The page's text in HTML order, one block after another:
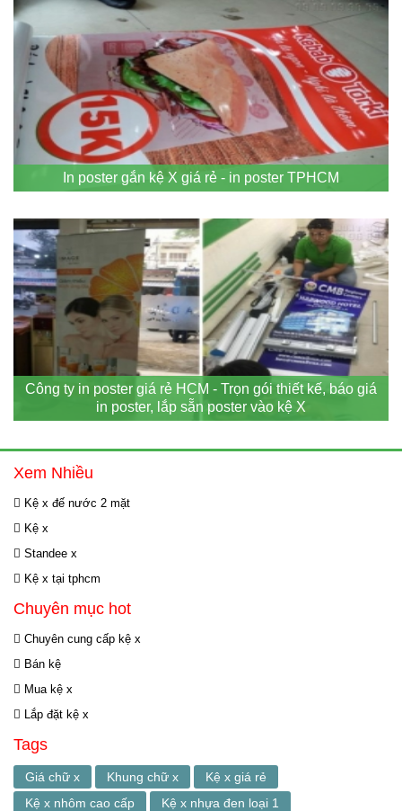
In poster gắn kệ X giá rẻ - in poster TPHCM
Công ty in poster giá rẻ HCM - Trọn gói thiết kế, báo giá
in poster, lắp sẵn poster vào kệ X
Xem Nhiều
Kệ x đế nước 2 mặt
Kệ x
Standee x
Kệ x tại tphcm
Chuyên mục hot
Chuyên cung cấp kệ x
Bán kệ
Mua kệ x
Lắp đặt kệ x
Tags
Giá chữ x Khung chữ x
Kệ x giá rẻ
Kệ x nhôm cao cấp
Kệ x nhựa đen loại 1